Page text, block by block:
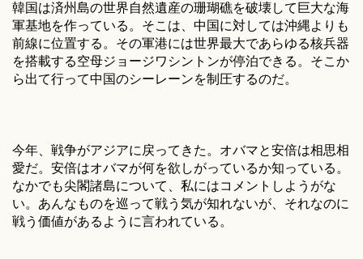
韓国は済州島の世界自然遺産の珊瑚礁を破壊して巨大な海
軍基地を作っている。そこは、中国に対しては沖縄よりも
前線に位置する。その軍港には世界最大であらゆる核兵器
を搭載する空母ジョージワシントンが停泊できる。そこか
ら出て行って中国のシーレーンを制圧するのだ。
今年、戦争がアジアに戻ってきた。オバマと安倍は相思相
愛だ。安倍はオバマが何を欲しがっているか知っている。
なかでも尖閣諸島について、私にはコメントしようがな
い。あんなものを巡って戦う気が知れないが、それなのに
戦う価値があるように言われている。